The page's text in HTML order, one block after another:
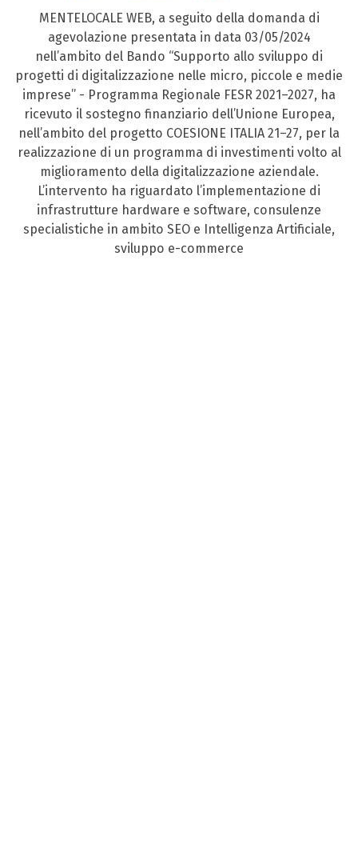
MENTELOCALE WEB, a seguito della domanda di
agevolazione presentata in data 03/05/2024
nell’ambito del Bando “Supporto allo sviluppo di
progetti di digitalizzazione nelle micro, piccole e medie
imprese” - Programma Regionale FESR 2021–2027, ha
ricevuto il sostegno finanziario dell’Unione Europea,
nell’ambito del progetto COESIONE ITALIA 21–27, per la
realizzazione di un programma di investimenti volto al
miglioramento della digitalizzazione aziendale.
L’intervento ha riguardato l’implementazione di
infrastrutture hardware e software, consulenze
specialistiche in ambito SEO e Intelligenza Artificiale,
sviluppo e-commerce